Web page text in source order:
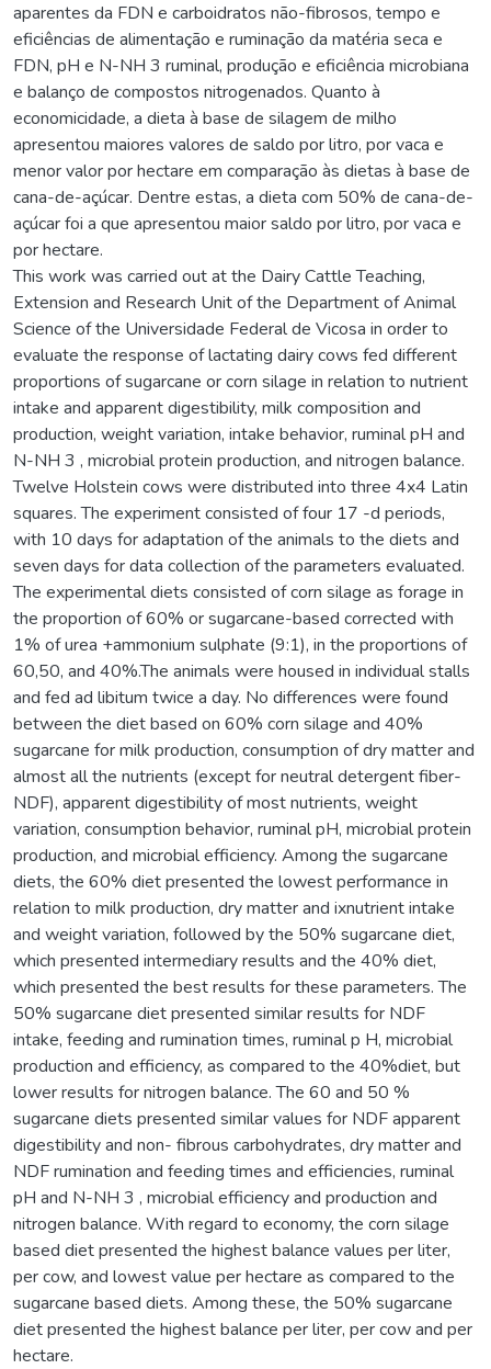
aparentes da FDN e carboidratos não-fibrosos, tempo e
eficiências de alimentação e ruminação da matéria seca e
FDN, pH e N-NH 3 ruminal, produção e eficiência microbiana
e balanço de compostos nitrogenados. Quanto à
economicidade, a dieta à base de silagem de milho
apresentou maiores valores de saldo por litro, por vaca e
menor valor por hectare em comparação às dietas à base de
cana-de-açúcar. Dentre estas, a dieta com 50% de cana-de-
açúcar foi a que apresentou maior saldo por litro, por vaca e
por hectare.
This work was carried out at the Dairy Cattle Teaching,
Extension and Research Unit of the Department of Animal
Science of the Universidade Federal de Vicosa in order to
evaluate the response of lactating dairy cows fed different
proportions of sugarcane or corn silage in relation to nutrient
intake and apparent digestibility, milk composition and
production, weight variation, intake behavior, ruminal pH and
N-NH 3 , microbial protein production, and nitrogen balance.
Twelve Holstein cows were distributed into three 4x4 Latin
squares. The experiment consisted of four 17 -d periods,
with 10 days for adaptation of the animals to the diets and
seven days for data collection of the parameters evaluated.
The experimental diets consisted of corn silage as forage in
the proportion of 60% or sugarcane-based corrected with
1% of urea +ammonium sulphate (9:1), in the proportions of
60,50, and 40%.The animals were housed in individual stalls
and fed ad libitum twice a day. No differences were found
between the diet based on 60% corn silage and 40%
sugarcane for milk production, consumption of dry matter and
almost all the nutrients (except for neutral detergent fiber-
NDF), apparent digestibility of most nutrients, weight
variation, consumption behavior, ruminal pH, microbial protein
production, and microbial efficiency. Among the sugarcane
diets, the 60% diet presented the lowest performance in
relation to milk production, dry matter and ixnutrient intake
and weight variation, followed by the 50% sugarcane diet,
which presented intermediary results and the 40% diet,
which presented the best results for these parameters. The
50% sugarcane diet presented similar results for NDF
intake, feeding and rumination times, ruminal p H, microbial
production and efficiency, as compared to the 40%diet, but
lower results for nitrogen balance. The 60 and 50 %
sugarcane diets presented similar values for NDF apparent
digestibility and non- fibrous carbohydrates, dry matter and
NDF rumination and feeding times and efficiencies, ruminal
pH and N-NH 3 , microbial efficiency and production and
nitrogen balance. With regard to economy, the corn silage
based diet presented the highest balance values per liter,
per cow, and lowest value per hectare as compared to the
sugarcane based diets. Among these, the 50% sugarcane
diet presented the highest balance per liter, per cow and per
hectare.